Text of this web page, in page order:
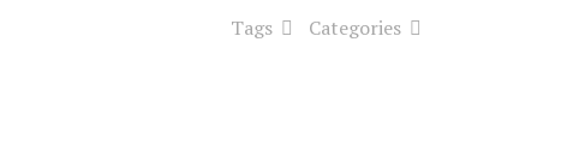
Categories
Tags